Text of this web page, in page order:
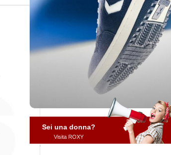
Sei una donna?
Visita ROXY